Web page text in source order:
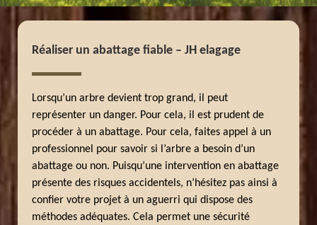
Réaliser un abattage fiable – JH elagage
Lorsqu’un arbre devient trop grand, il peut
représenter un danger. Pour cela, il est prudent de
procéder à un abattage. Pour cela, faites appel à un
professionnel pour savoir si l’arbre a besoin d’un
abattage ou non. Puisqu’une intervention en abattage
présente des risques accidentels, n’hésitez pas ainsi à
confier votre projet à un aguerri qui dispose des
méthodes adéquates. Cela permet une sécurité